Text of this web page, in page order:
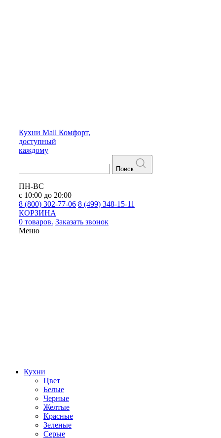
Кухни Mall Комфорт,
доступный
каждому
Поиск
ПН-ВС
с 10:00 до 20:00
8 (800) 302-77-06 8 (499) 348-15-11
КОРЗИНА
0 товаров. Заказать звонок
Меню
Кухни
Цвет
Белые
Черные
Желтые
Красные
Зеленые
Серые